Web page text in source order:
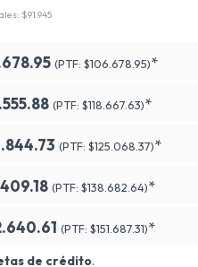
$91.945
(PTF: $106.678.95)*
(PTF: $118.667.63)*
(PTF: $125.068.37)*
(PTF: $138.682.64)*
(PTF: $151.687.31)*
de crédito.